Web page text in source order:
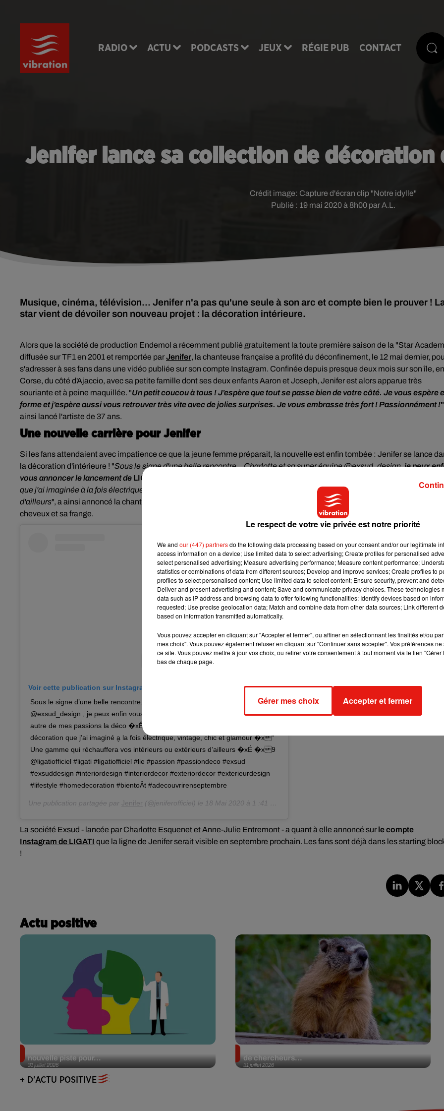
RADIO ACTU PODCASTS JEUX RÉGIE PUB CONTACT
Jenifer lance sa collection de décoration
Publié : 19 mai 2020 à 8h00 par A.L.
Crédit image: Capture d'écran clip "Notre idylle"
Musique, cinéma, télévision... Jenifer n'a pas qu'une seule à son arc et compte bien le prouver !
star vient de dévoiler son nouveau projet : la décoration intérieure.
Alors que la société de production Endemol a récemment publié gratuitement la toute première saison de la "Star
diffusée sur TF1 en 2001 et remportée parJenifer, la chanteuse française a profité du déconfinement, le 12 mai dernier,
s'adresser à ses fans dans une vidéo publiée sur son compte Instagram. Confinée depuis presque deux mois sur son île, en
Corse, du côté d'Ajaccio, avec sa petite famille dont ses deux enfants Aaron et Joseph, Jenifer est alors apparue très
souriante et à peine maquillée. "Un petit coucou à tous ! J’espère que tout se passe bien de votre côté. Je vous espère
forme et j’espère aussi vous retrouver très vite avec de jolies surprises. Je vous embrasse très fort ! Passionnément !"
ainsi lancé l'artiste de 37 ans.
Une nouvelle carrière pour Jenifer
Si les fans attendaient avec impatience ce que la jeune femme préparait, la nouvelle est enfin tombée : Jenifer se lance
la décoration d'intérieure ! "Sous le signe d'une belle rencontre... Charlotte et sa super équipe @exsud_design,je peux
vous annoncer le lancement de LIGATI
que j'ai imaginée à la fois électrique, vintage, chic et glamour. Une gamme qui réchauffera vos intérieurs ou extérieurs
d'ailleurs", a ainsi annoncé la chanteuse par le biais d'un post Instagram, dévoilant au passage sa nouvelle coupe de
cheveux et sa frange.
Voir cette publication sur Instagram
Sous le signe d’une belle rencontre... Charlotte et sa super équipe
@exsud_design , je peux enfin vous annoncer le lancement de « LIGATI » Une
autre de mes passions la déco �xÊ Toute une collection d’objets de
décoration que j’ai imaginé a̬ la fois électrique, vintage, chic et glamour �x"
Une gamme qui réchauffera vos intérieurs ou extérieurs d’ailleurs �xÉ �x9
@ligatiofficiel #ligati #ligatiofficiel #lie #passion #passiondeco #exsud
#exsuddesign #interiordesign #interiordecor #exteriordecor #exterieurdesign
#lifestyle #homedecoration #bientoÂt #adecouvrirenseptembre
Une publication partagée par Jenifer (@jeniferofficiel) le 18 Mai 2020 à 1 :41 PDT
La société Exsud - lancée par Charlotte Esquenet et Anne-Julie Entremont - a quant à elle annoncé sur le compte
Instagram de LIGATI que la ligne de Jenifer serait visible en septembre prochain. Les fans sont déjà dans les starting
!
Actu positive
31 juillet 2026
nouvelle piste pour...
31 juillet 2026
de chercheurs...
+ D'ACTU POSITIVE
Le respect de votre vie privée est notre priorité
We and our (447) partnersdo the following data processing based on your consent and/or our legitimate
access information on a device; Use limited data to select advertising; Create profiles for personalised
select personalised advertising; Measure advertising performance; Measure content performance;
statistics or combinations of data from different sources; Develop and improve services; Create profiles to
profiles to select personalised content; Use limited data to select content; Ensure security, prevent and
Deliver and present advertising and content; Save and communicate privacy choices. These technologies
data such as IP address and browsing data to offer following functionalities: Identify devices based on
requested; Use precise geolocation data; Match and combine data from other data sources; Link different
based on information transmitted automatically.
Vous pouvez accepter en cliquant sur "Accepter et fermer", ou affiner en sélectionnant les finalités et/ou
mes choix". Vous pouvez également refuser en cliquant sur "Continuer sans accepter". Vos préférences
ce site. Vous pouvez mettre à jour vos choix, ou retirer votre consentement à tout moment via le lien
bas de chaque page.
Gérer mes choix Accepter et fermer